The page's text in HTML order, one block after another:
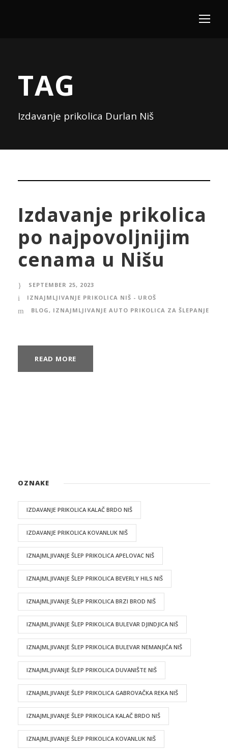
TAG
Izdavanje prikolica Durlan Niš
Izdavanje prikolica
po najpovoljnijim
cenama u Nišu
SEPTEMBER 25, 2023
IZNAJMLJIVANJE PRIKOLICA NIŠ - UROŠ
BLOG , IZNAJMLJIVANJE AUTO PRIKOLICA ZA ŠLEPANJE
READ MORE
OZNAKE
IZDAVANJE PRIKOLICA KALAČ BRDO NIŠ
IZDAVANJE PRIKOLICA KOVANLUK NIŠ
IZNAJMLJIVANJE ŠLEP PRIKOLICA APELOVAC NIŠ
IZNAJMLJIVANJE ŠLEP PRIKOLICA BEVERLY HILS NIŠ
IZNAJMLJIVANJE ŠLEP PRIKOLICA BRZI BROD NIŠ
IZNAJMLJIVANJE ŠLEP PRIKOLICA BULEVAR DJINDJICA NIŠ
IZNAJMLJIVANJE ŠLEP PRIKOLICA BULEVAR NEMANJIĆA NIŠ
IZNAJMLJIVANJE ŠLEP PRIKOLICA DUVANIŠTE NIŠ
IZNAJMLJIVANJE ŠLEP PRIKOLICA GABROVAČKA REKA NIŠ
IZNAJMLJIVANJE ŠLEP PRIKOLICA KALAČ BRDO NIŠ
IZNAJMLJIVANJE ŠLEP PRIKOLICA KOVANLUK NIŠ